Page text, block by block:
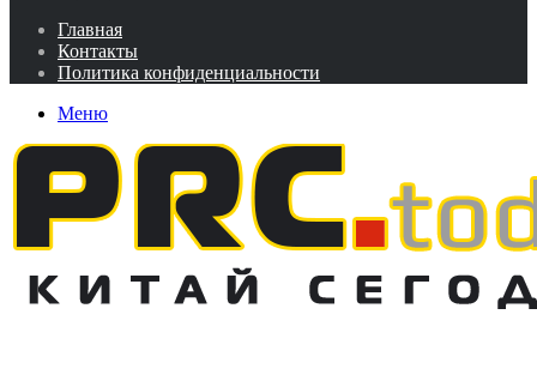
Главная
Контакты
Политика конфиденциальности
Меню